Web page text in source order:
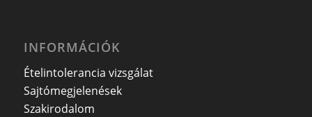
INFORMÁCIÓK
Ételintolerancia vizsgálat
Sajtómegjelenések
Szakirodalom